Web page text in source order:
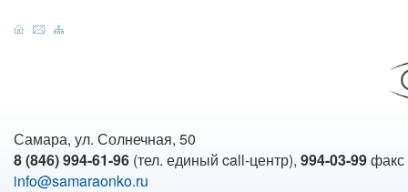
Самара, ул. Солнечная, 50
8 (846) 994-61-96 (тел. единый call-центр), 994-03-99факс
info@samaraonko.ru